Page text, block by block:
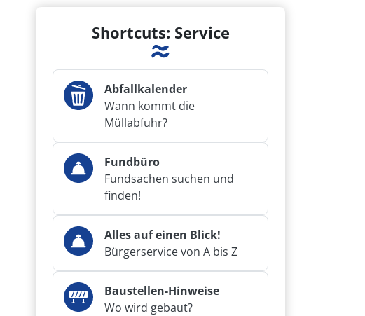
Shortcuts: Service
Abfallkalender
Wann kommt die
Müllabfuhr?
Fundbüro
Fundsachen suchen und
finden!
Alles auf einen Blick!
Bürgerservice von A bis Z
Baustellen-Hinweise
Wo wird gebaut?